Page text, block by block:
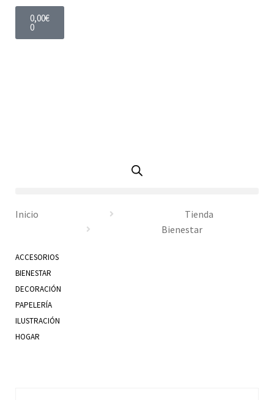
0,00€
0
Inicio
Tienda
Bienestar
ACCESORIOS
BIENESTAR
DECORACIÓN
PAPELERÍA
ILUSTRACIÓN
HOGAR